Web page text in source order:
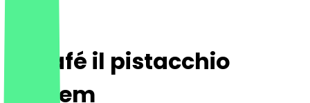
Eiscafé il pistacchio
Dahlem